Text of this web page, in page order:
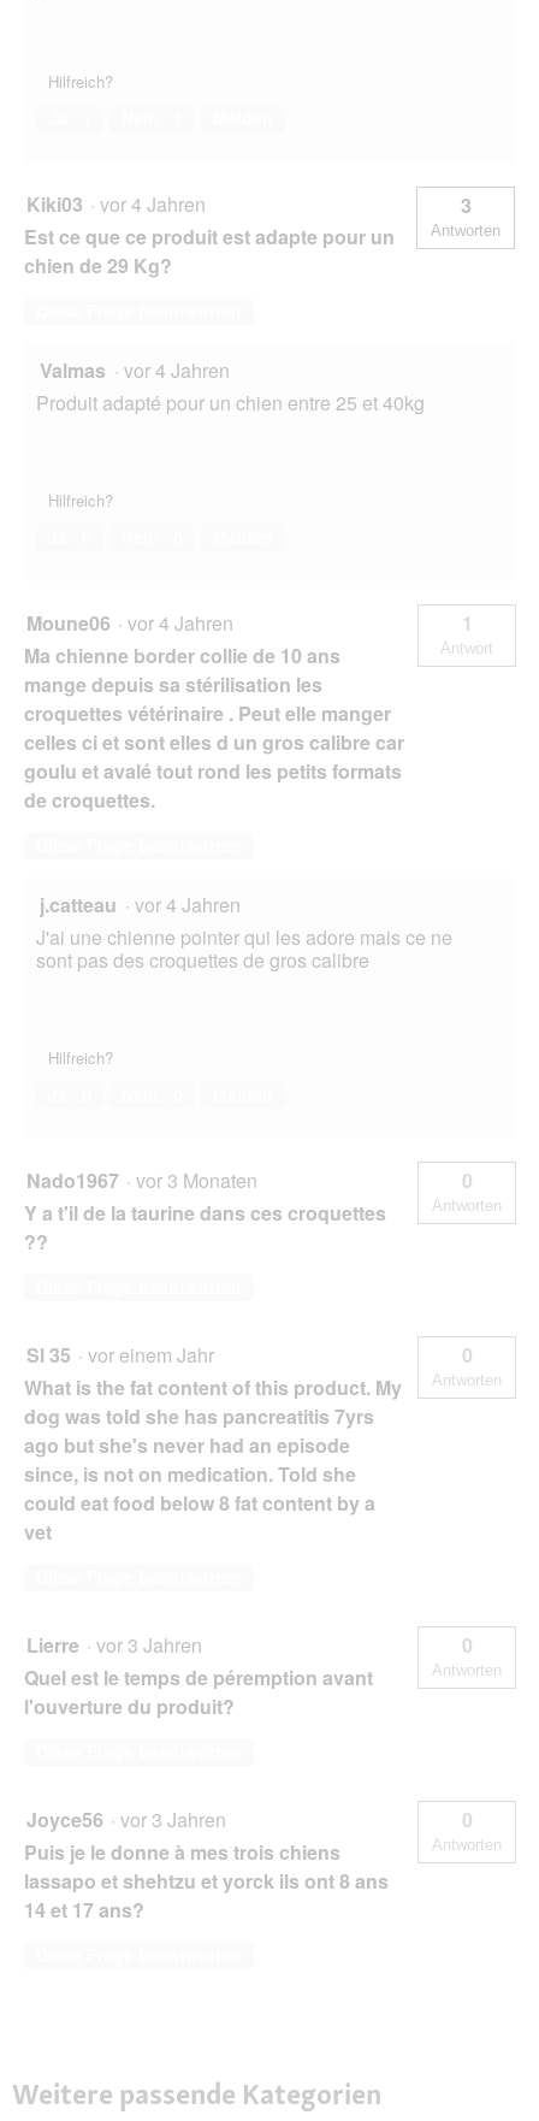
Hilfreich?
Kiki03 · vor 4 Jahren
Est ce que ce produit est adapte pour un
chien de 29 Kg?
3
Antworten
Valmas · vor 4 Jahren
Produit adapté pour un chien entre 25 et 40kg
Hilfreich?
Moune06 · vor 4 Jahren
Ma chienne border collie de 10 ans
mange depuis sa stérilisation les
croquettes vétérinaire . Peut elle manger
celles ci et sont elles d un gros calibre car
goulu et avalé tout rond les petits formats
de croquettes.
1
Antwort
j.catteau · vor 4 Jahren
J'ai une chienne pointer qui les adore mais ce ne
sont pas des croquettes de gros calibre
Hilfreich?
Nado1967 · vor 3 Monaten
Y a t'il de la taurine dans ces croquettes
??
0
Antworten
Sl 35 · vor einem Jahr
What is the fat content of this product. My
dog was told she has pancreatitis 7yrs
ago but she's never had an episode
since, is not on medication. Told she
could eat food below 8 fat content by a
vet
0
Antworten
Lierre · vor 3 Jahren
Quel est le temps de péremption avant
l'ouverture du produit?
0
Antworten
Joyce56 · vor 3 Jahren
Puis je le donne à mes trois chiens
lassapo et shehtzu et yorck ils ont 8 ans
14 et 17 ans?
0
Antworten
Weitere passende Kategorien